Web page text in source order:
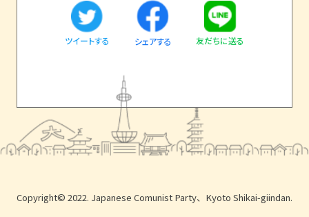
ツイートする シェアする 友だちに送る
Copyright© 2022. Japanese Comunist Party、Kyoto Shikai-giindan.